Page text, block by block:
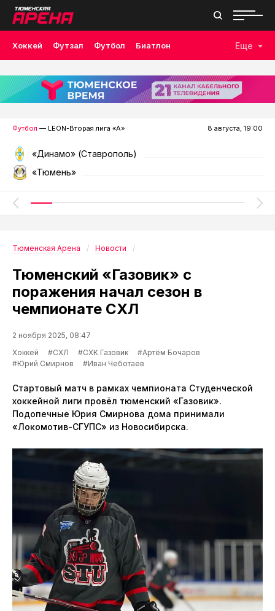
Хоккей Футзал Футбол Биатлон
Лыжные гонки Волейбол Плавание Дзюдо
Скалолазание Велоспорт Бокс
Еще
Футбол — LEON-Вторая лига «А» 8 августа, 19:00
«Динамо» (Ставрополь)
«Тюмень»
Тюменская Арена Новости
Тюменский «Газовик» с
поражения начал сезон в
чемпионате СХЛ
2 ноября 2025, 08:47
Хоккей
#СХЛ #СХК Газовик
#Артём Бочаров
#Юрий Смирнов
#Иван Чеботаев
Стартовый матч в рамках чемпионата Студенческой
хоккейной лиги провёл тюменский «Газовик».
Подопечные Юрия Смирнова дома принимали
«Локомотив-СГУПС» из Новосибирска.